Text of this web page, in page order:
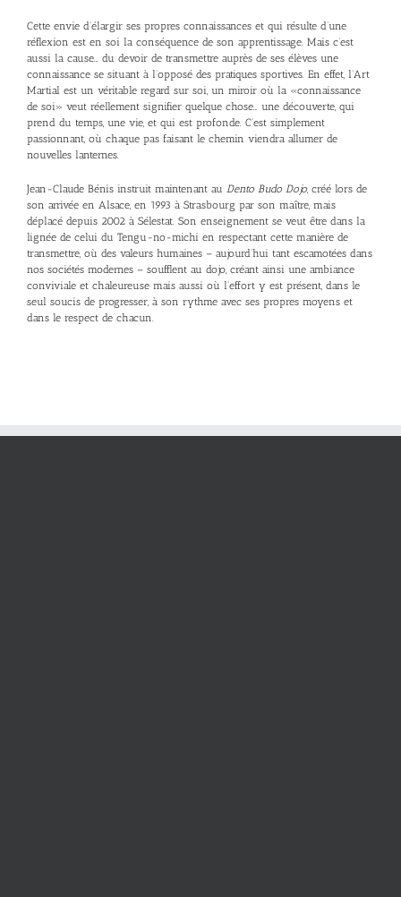
Cette envie d’élargir ses propres connaissances et qui résulte d’une
réflexion est en soi la conséquence de son apprentissage. Mais c’est
aussi la cause… du devoir de transmettre auprès de ses élèves une
connaissance se situant à l’opposé des pratiques sportives. En effet, l’Art
Martial est un véritable regard sur soi, un miroir où la «connaissance
de soi» veut réellement signifier quelque chose… une découverte, qui
prend du temps, une vie, et qui est profonde. C’est simplement
passionnant, où chaque pas faisant le chemin viendra allumer de
nouvelles lanternes.
Jean-Claude Bénis instruit maintenant au Dento Budo Dojo, créé lors de
son arrivée en Alsace, en 1993 à Strasbourg par son maître, mais
déplacé depuis 2002 à Sélestat. Son enseignement se veut être dans la
lignée de celui du Tengu-no-michi en respectant cette manière de
transmettre, où des valeurs humaines – aujourd’hui tant escamotées dans
nos sociétés modernes – soufflent au dojo, créant ainsi une ambiance
conviviale et chaleureuse mais aussi où l’effort y est présent, dans le
seul soucis de progresser, à son rythme avec ses propres moyens et
dans le respect de chacun.